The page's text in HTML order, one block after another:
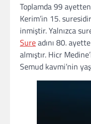
Toplamda 99
Kerim’in 15.
inmiştir. Yalnızca
Sureadını 80.
almıştır. Hicr
Semud kavmi’nin